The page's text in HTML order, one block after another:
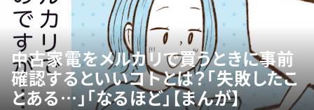
中古家電をメルカリで買うときに事前
確認するといいコトとは？「失敗したこ
とある…」「なるほど」【まんが】